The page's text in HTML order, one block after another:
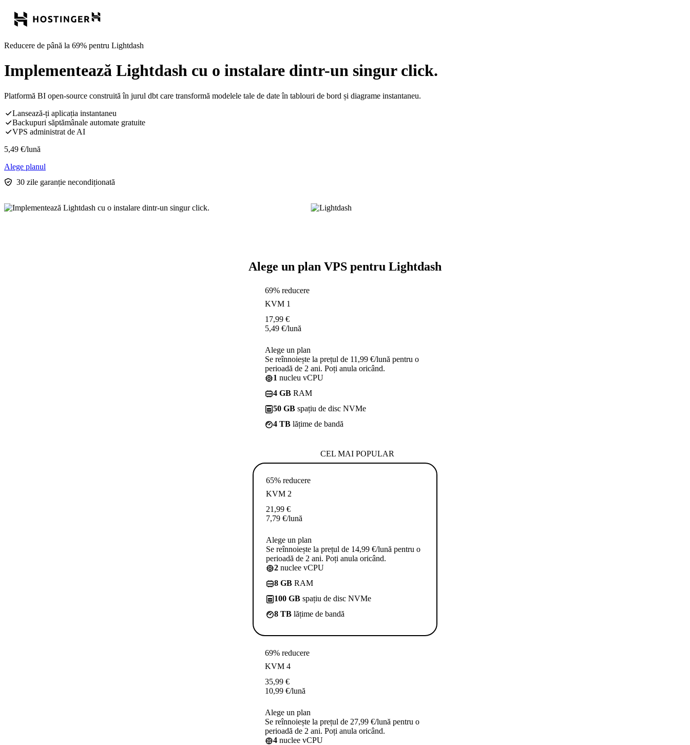
Reducere de până la 69% pentru Lightdash
Implementează Lightdash cu o instalare dintr-un singur click.
Platformă BI open-source construită în jurul dbt care transformă modelele tale de date în tablouri de bord și diagrame instantaneu.
Lansează-ți aplicația instantaneu
Backupuri săptămânale automate gratuite
VPS administrat de AI
5,49 €/lună
Alege planul
30 zile garanție necondiționată
Alege un plan VPS pentru Lightdash
69% reducere
KVM 1
17,99 €
5,49 €/lună
Alege un plan
Se reînnoiește la prețul de 11,99 €/lună pentru o
perioadă de 2 ani. Poți anula oricând.
1 nucleu vCPU
4 GB RAM
50 GB spațiu de disc NVMe
4 TB lățime de bandă
CEL MAI POPULAR
65% reducere
KVM 2
21,99 €
7,79 €/lună
Alege un plan
Se reînnoiește la prețul de 14,99 €/lună pentru o
perioadă de 2 ani. Poți anula oricând.
2 nuclee vCPU
8 GB RAM
100 GB spațiu de disc NVMe
8 TB lățime de bandă
69% reducere
KVM 4
35,99 €
10,99 €/lună
Alege un plan
Se reînnoiește la prețul de 27,99 €/lună pentru o
perioadă de 2 ani. Poți anula oricând.
4 nuclee vCPU